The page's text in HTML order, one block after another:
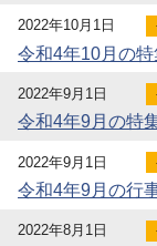
2022年10月1日
令和4年10月の
2022年9月1日
令和4年9月の特
2022年9月1日
令和4年9月の行
2022年8月1日